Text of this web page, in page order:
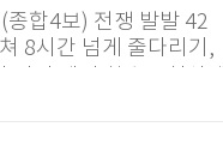
지역별채널
편성표
합4보) 전쟁 발발 42
8시간 넘게 줄다리기,
기뢰 제거 착수…협상에